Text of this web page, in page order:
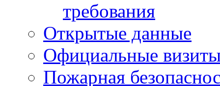
требования
Открытые данные
Официальные
Пожарная